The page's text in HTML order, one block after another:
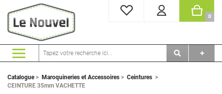
MES FAVORIS
0
Catalogue> Maroquineries et Accessoires > Ceintures >
CEINTURE 35mm VACHETTE